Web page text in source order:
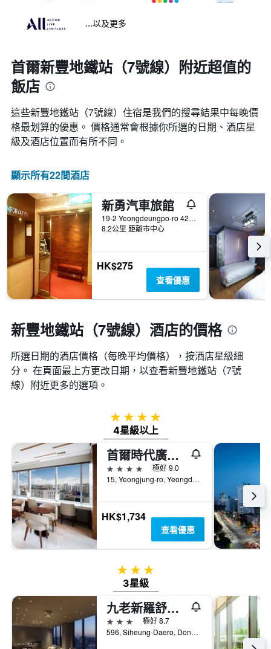
...以及更多
首爾新豐地鐵站（7號線）附近超值的
飯店
這些新豐地鐵站（7號線）​住宿是我們的搜尋結果中每晚價
格最划算的優惠。 價格通常會根據你所選的日期、酒店星
級及酒店位置而有所不同。
顯示所有22間酒店
新勇汽車旅館
19-2 Yeongdeungpo-ro 42-Gil, 首爾, 韓國
8.2公里 距離市中心
HK$275
查看優惠
新豐地鐵站（7號線）酒店的價格
所選日期的酒店價格（每晚平均價格），按酒店星級細
分。 在頁面最上方更改日期，以查看新豐地鐵站（7號
線）​附近更多的選項。
4星級
4星級以上
首爾時代廣場萬怡酒店
4星級
極好 9.0
15, Yeongjung-ro, Yeongdeungpo-gu, 首爾, 韓國
HK$1,734
查看優惠
3星級
3星級
九老新羅舒泰酒店
3星級
極好 8.7
596, Siheung-Daero, Dongjak-gu, 首爾, 韓國